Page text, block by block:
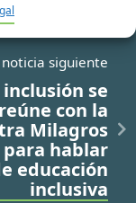
siguiente
se
reúne con la
Milagros
para hablar
educación
inclusiva